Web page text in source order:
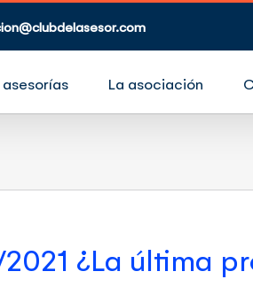
La asociación
2021 ¿La última